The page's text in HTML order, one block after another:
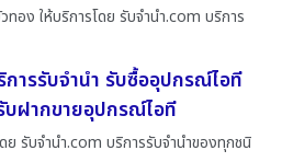
ทอง ให้บริการโดย รับจํานํา.com บริการ
ารรับจำนำ รับซื้ออุปกรณ์ไอที
บฝากขายอุปกรณ์ไอที
ย รับจํานํา.com บริการรับจำนำของทุกชนิ